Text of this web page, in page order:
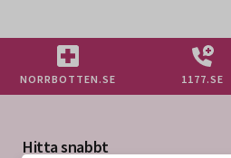
NORRBOTTEN.SE 1177.SE
Hitta snabbt